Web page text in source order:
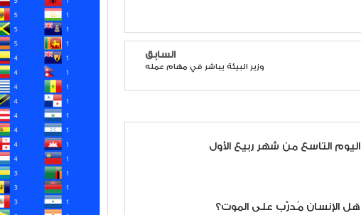
السابق
وزير البيئة يباشر في مهام عمله
اليوم التاسع من شهر ربيع الأول
هل الإنسان مُدرّب على الموت؟